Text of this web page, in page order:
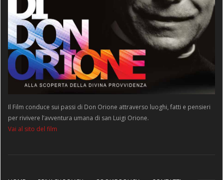
Il Film conduce sui passi di Don Orione attraverso luoghi, fatti e pensieri
per rivivere l’avventura umana di san Luigi Orione.
Vai al sito del film